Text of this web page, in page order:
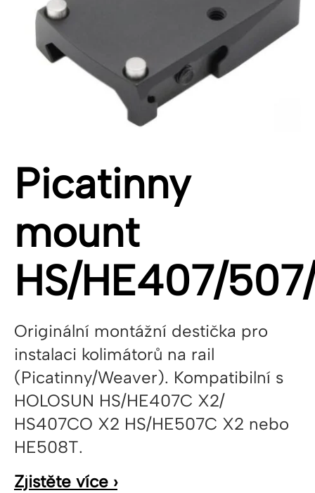
Picatinny
mount
HS/HE407/
Originální montážní destička pro
instalaci kolimátorů na rail
(Picatinny/Weaver). Kompatibilní s
HOLOSUN HS/HE407C X2/
HS407CO X2 HS/HE507C X2 nebo
HE508T.
Zjistěte více ›